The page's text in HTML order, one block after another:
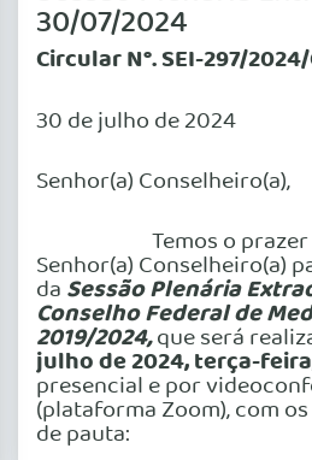
30/07/2024
Circular N°. SEI-297/
30 de julho de 2024
Senhor(a) Conselheiro(a),
Temos o prazer de
Senhor(a) Conselheiro(a)
da Sessão Plenária
Conselho Federal de
2019/2024,que será
julho de 2024, terça-
presencial e por
(plataforma Zoom), com
de pauta: